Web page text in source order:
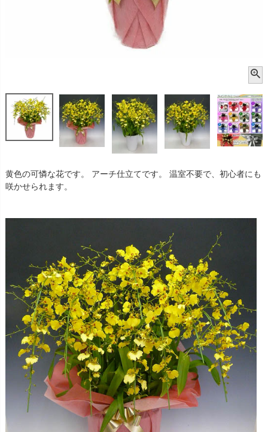
黄色の可憐な花です。 アーチ仕立てです。 温室不要で、初心者にも
咲かせられます。